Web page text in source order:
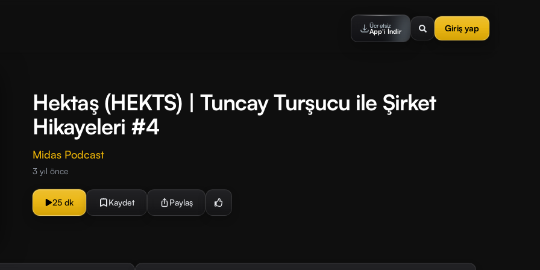
Ücretsiz
App'i İndir Giriş yap
Hektaş (HEKTS) | Tuncay Turşucu ile Şirket
Hikayeleri #4
Midas Podcast
3 yıl önce
25 dk Kaydet Paylaş